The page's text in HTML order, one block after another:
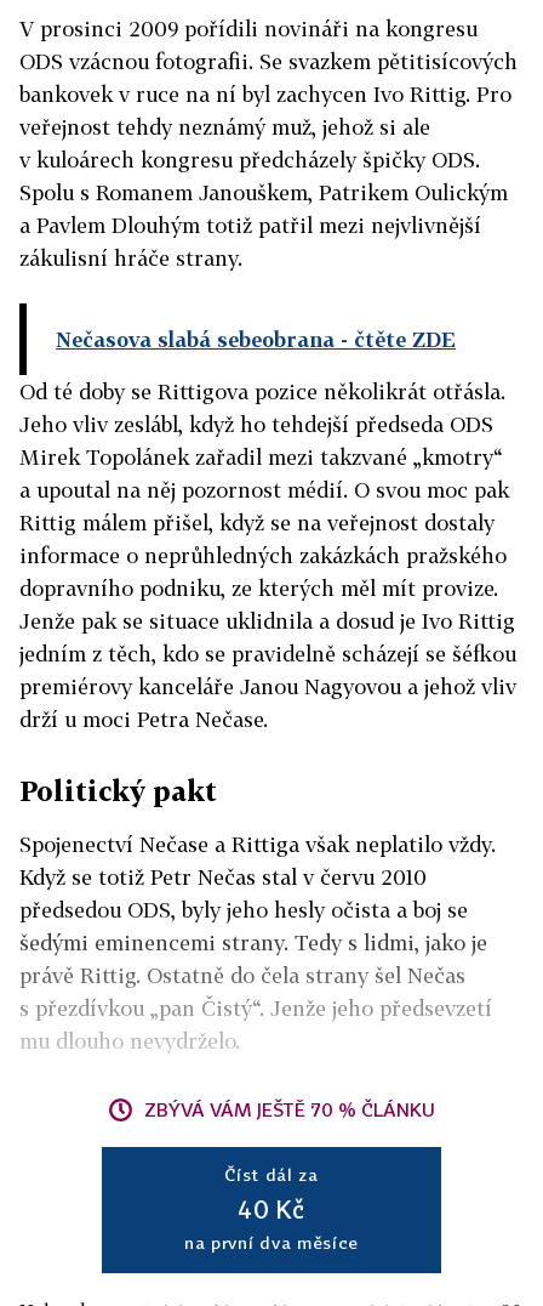
V prosinci 2009 pořídili novináři na kongresu
ODS vzácnou fotografii. Se svazkem pětitisícových
bankovek v ruce na ní byl zachycen Ivo Rittig. Pro
veřejnost tehdy neznámý muž, jehož si ale
v kuloárech kongresu předcházely špičky ODS.
Spolu s Romanem Janouškem, Patrikem Oulickým
a Pavlem Dlouhým totiž patřil mezi nejvlivnější
zákulisní hráče strany.
Nečasova slabá sebeobrana - čtěte ZDE
Od té doby se Rittigova pozice několikrát otřásla.
Jeho vliv zeslábl, když ho tehdejší předseda ODS
Mirek Topolánek zařadil mezi takzvané „kmotry“
a upoutal na něj pozornost médií. O svou moc pak
Rittig málem přišel, když se na veřejnost dostaly
informace o neprůhledných zakázkách pražského
dopravního podniku, ze kterých měl mít provize.
Jenže pak se situace uklidnila a dosud je Ivo Rittig
jedním z těch, kdo se pravidelně scházejí se šéfkou
premiérovy kanceláře Janou Nagyovou a jehož vliv
drží u moci Petra Nečase.
Politický pakt
Spojenectví Nečase a Rittiga však neplatilo vždy.
Když se totiž Petr Nečas stal v červu 2010
předsedou ODS, byly jeho hesly očista a boj se
šedými eminencemi strany. Tedy s lidmi, jako je
právě Rittig. Ostatně do čela strany šel Nečas
s přezdívkou „pan Čistý“. Jenže jeho předsevzetí
mu dlouho nevydrželo.
ZBÝVÁ VÁM JEŠTĚ 70 % ČLÁNKU
Číst dál za
40 Kč
na první dva měsíce